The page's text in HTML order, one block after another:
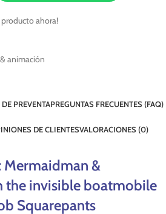
ahora!
animación
PREVENTAPREGUNTAS FRECUENTES (FAQ)
DE CLIENTESVALORACIONES (0)
Mermaidman &
the invisible boatmobile
Squarepants